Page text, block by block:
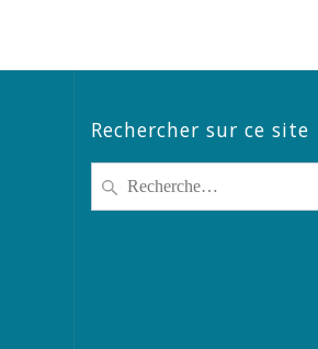
Rechercher sur ce site
pour